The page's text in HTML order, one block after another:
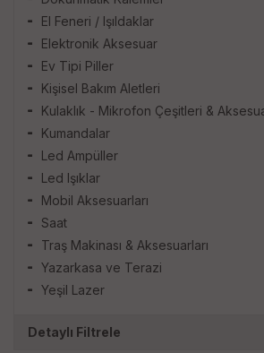
El Feneri / Işıldaklar
Elektronik Aksesuar
Ev Tipi Piller
Kişisel Bakım Aletleri
Kulaklık - Mikrofon Çeşitleri &
Kumandalar
Led Ampüller
Led Işıklar
Mobil Aksesuarları
Saat
Traş Makinası & Aksesuarları
Yazarkasa ve Terazi
Yeşil Lazer
Detaylı Filtrele